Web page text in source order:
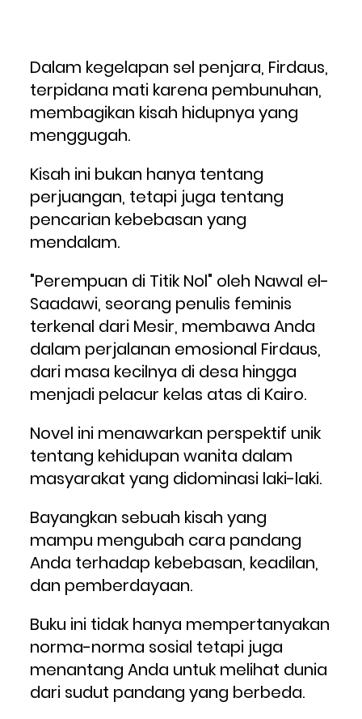
Dalam kegelapan sel penjara, Firdaus,
terpidana mati karena pembunuhan,
membagikan kisah hidupnya yang
menggugah.
Kisah ini bukan hanya tentang
perjuangan, tetapi juga tentang
pencarian kebebasan yang
mendalam.
"Perempuan di Titik Nol" oleh Nawal el-
Saadawi, seorang penulis feminis
terkenal dari Mesir, membawa Anda
dalam perjalanan emosional Firdaus,
dari masa kecilnya di desa hingga
menjadi pelacur kelas atas di Kairo.
Novel ini menawarkan perspektif unik
tentang kehidupan wanita dalam
masyarakat yang didominasi laki-laki.
Bayangkan sebuah kisah yang
mampu mengubah cara pandang
Anda terhadap kebebasan, keadilan,
dan pemberdayaan.
Buku ini tidak hanya mempertanyakan
norma-norma sosial tetapi juga
menantang Anda untuk melihat dunia
dari sudut pandang yang berbeda.